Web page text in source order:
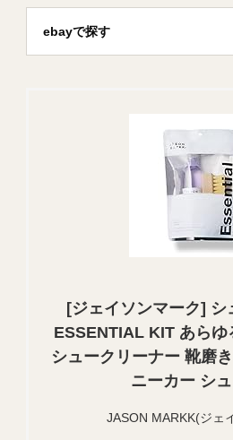
ebayで探す
[ジェイソンマーク] シ
ESSENTIAL KIT あらゆ
シュークリーナー 靴磨
ニーカー シ
JASON MARKK(ジェ